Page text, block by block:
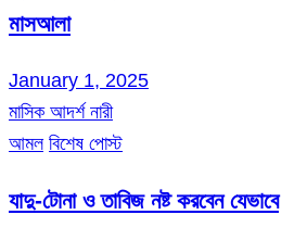
মাসআলা
January 1, 2025
মাসিক আদর্শ নারী
আমল বিশেষ পোস্ট
যাদু-টোনা ও তাবিজ নষ্ট করবেন যেভাবে